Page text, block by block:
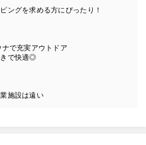
ングを求める方にぴったり！
で充実アウトドア
で快適◎
施設は遠い